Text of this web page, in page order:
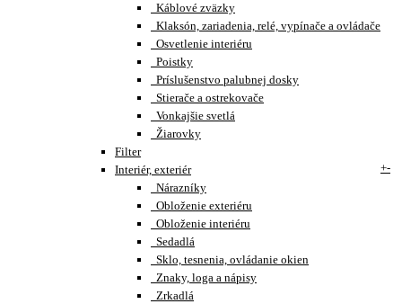
Káblové zväzky
Klaksón, zariadenia, relé, vypínače a ovládače
Osvetlenie interiéru
Poistky
Príslušenstvo palubnej dosky
Stierače a ostrekovače
Vonkajšie svetlá
Žiarovky
Filter
Interiér, exteriér
+-
Nárazníky
Obloženie exteriéru
Obloženie interiéru
Sedadlá
Sklo, tesnenia, ovládanie okien
Znaky, loga a nápisy
Zrkadlá